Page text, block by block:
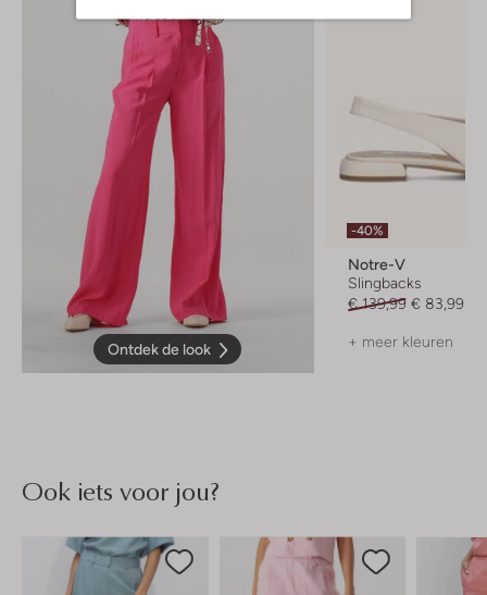
Ontdek de look
-40%
Notre-V
Slingbacks
€ 139,99 € 83,99
+ meer kleuren
Ook iets voor jou?